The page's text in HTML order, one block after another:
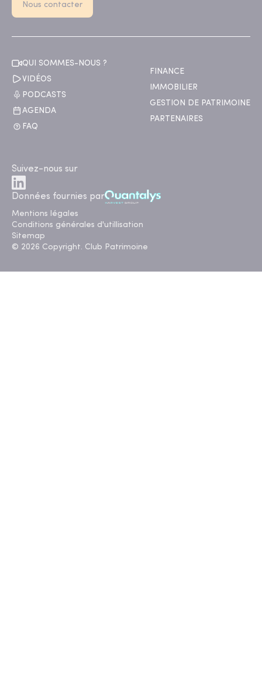
Nous contacter
QUI SOMMES-NOUS ?
VIDÉOS
PODCASTS
AGENDA
FAQ
FINANCE
IMMOBILIER
GESTION DE PATRIMOINE
PARTENAIRES
Suivez-nous sur
Données fournies par
Mentions légales
Conditions générales d'utillisation
Sitemap
© 2026 Copyright. Club Patrimoine